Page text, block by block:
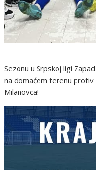
Sezonu u Srpskoj ligi
na domaćem terenu protiv
Milanovca!